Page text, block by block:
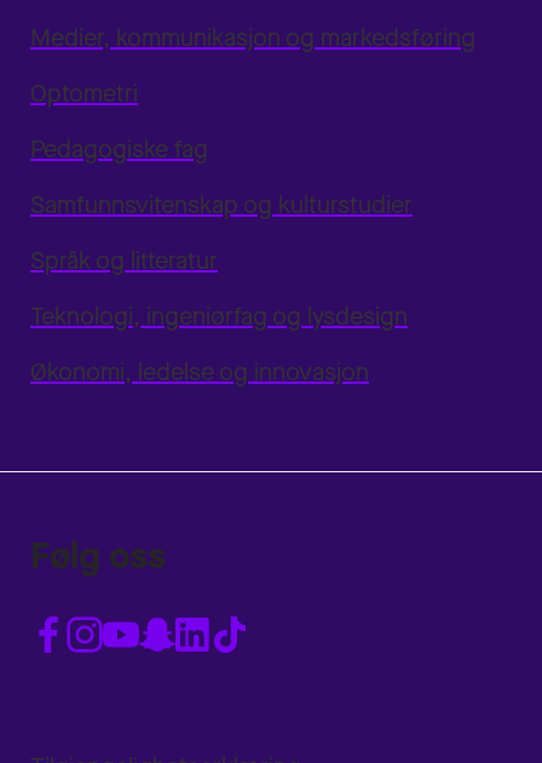
Medier, kommunikasjon og markedsføring
Optometri
Pedagogiske fag
Samfunnsvitenskap og kulturstudier
Språk og litteratur
Teknologi, ingeniørfag og lysdesign
Økonomi, ledelse og innovasjon
Følg oss